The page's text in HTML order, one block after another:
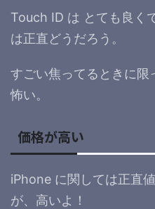
Touch ID は とても良く
は正直どうだろう。
すごい焦ってるときに
怖い。
価格が高い
iPhone に関しては正直
が、高いよ！